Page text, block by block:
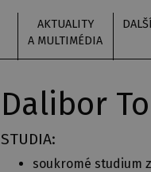
AKTUALITY
A MULTIMÉDIA
DALŠÍ
Dalibor
STUDIA:
soukromé studium